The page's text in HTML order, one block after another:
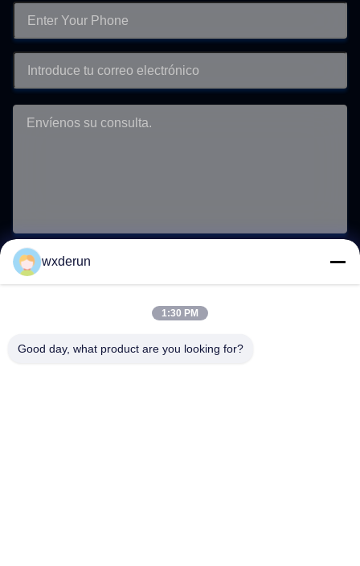
wxderun
1:30 PM
Good day, what product are you looking for?